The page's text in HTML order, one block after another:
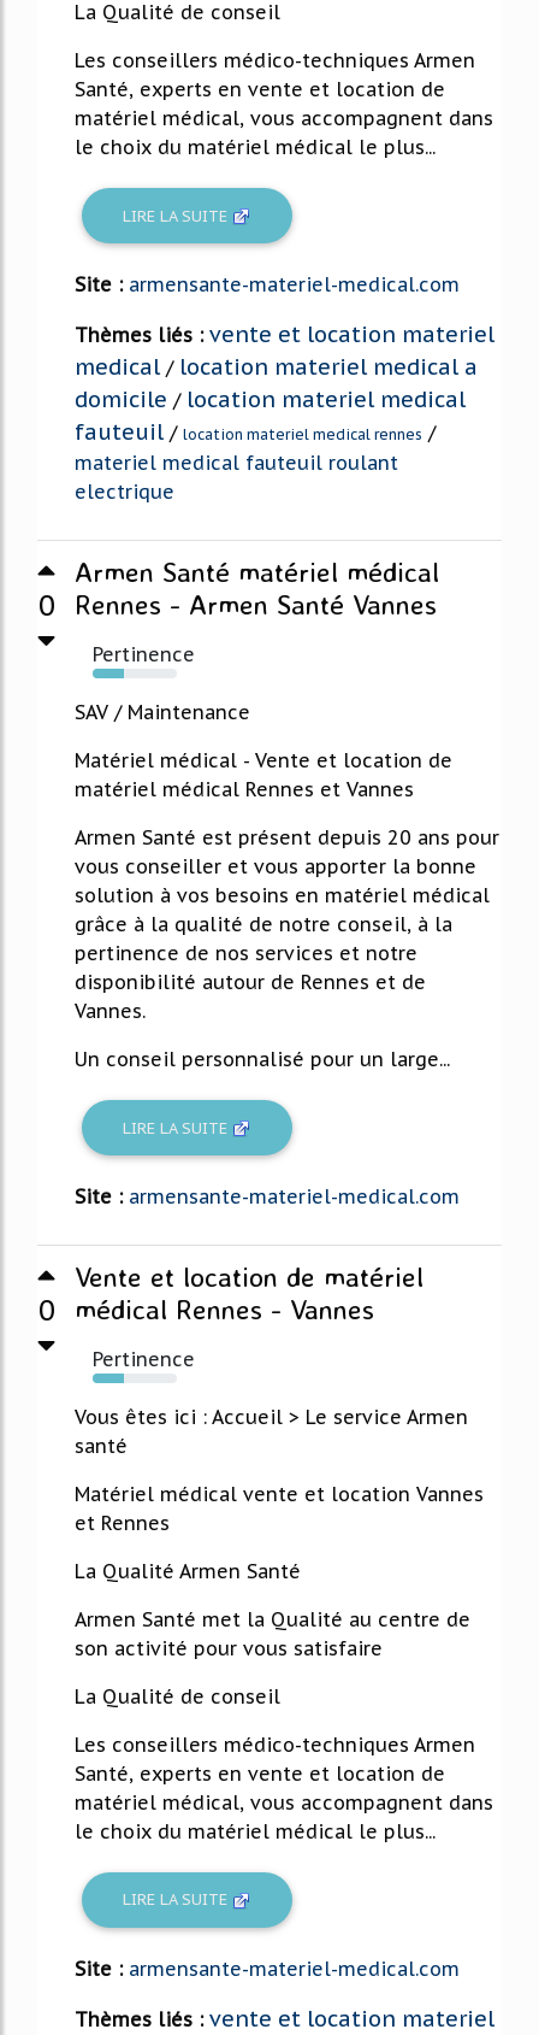
La Qualité de conseil
Les conseillers médico-techniques Armen
Santé, experts en vente et location de
matériel médical, vous accompagnent dans
le choix du matériel médical le plus...
LIRE LA SUITE
Site : armensante-materiel-medical.com
Thèmes liés : vente et location materiel
medical/ location materiel medical a
domicile / location materiel medical
fauteuil/ location materiel medical rennes /
materiel medical fauteuil roulant
electrique
0
Armen Santé matériel médical
Rennes - Armen Santé Vannes
Pertinence
37%
SAV / Maintenance
Matériel médical - Vente et location de
matériel médical Rennes et Vannes
Armen Santé est présent depuis 20 ans pour
vous conseiller et vous apporter la bonne
solution à vos besoins en matériel médical
grâce à la qualité de notre conseil, à la
pertinence de nos services et notre
disponibilité autour de Rennes et de
Vannes.
Un conseil personnalisé pour un large...
LIRE LA SUITE
Site : armensante-materiel-medical.com
0
Vente et location de matériel
médical Rennes - Vannes
Pertinence
37%
Vous êtes ici : Accueil > Le service Armen
santé
Matériel médical vente et location Vannes
et Rennes
La Qualité Armen Santé
Armen Santé met la Qualité au centre de
son activité pour vous satisfaire
La Qualité de conseil
Les conseillers médico-techniques Armen
Santé, experts en vente et location de
matériel médical, vous accompagnent dans
le choix du matériel médical le plus...
LIRE LA SUITE
Site : armensante-materiel-medical.com
Thèmes liés : vente et location materiel